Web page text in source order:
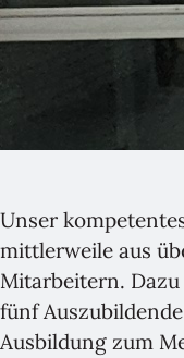
Unser
mittlerweile aus
Mitarbeitern.
fünf
Ausbildung zum